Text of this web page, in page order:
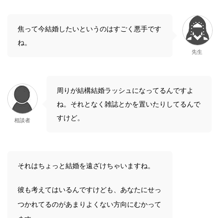
焦って今結婚したいというのはすごく悪手です
ね。
先生
相談者
周りが結構結婚ラッシュになってるんですよ
ね。それとなく雑誌とかを置いたりしてるんで
すけど。
それはちょっと結婚を遠ざけちゃいますね。
彼も考えてはいるんですけども、あなたにせっ
つかれてるのがあまりよくない方向にむかって